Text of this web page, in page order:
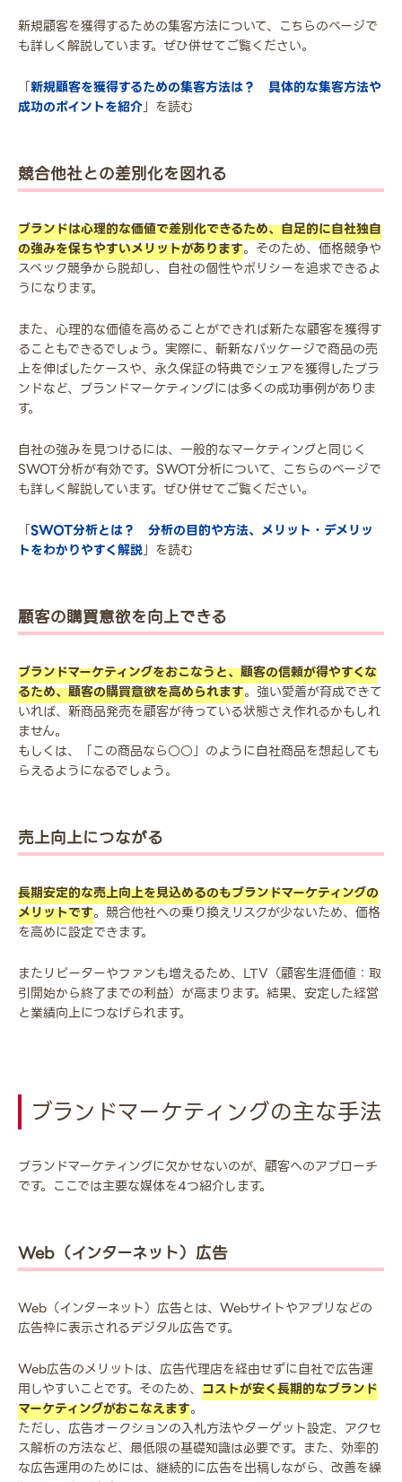
新規顧客を獲得するための集客方法について、こちらのページで
も詳しく解説しています。ぜひ併せてご覧ください。
「新規顧客を獲得するための集客方法は？ 具体的な集客方法や
成功のポイントを紹介」を読む
競合他社との差別化を図れる
ブランドは心理的な価値で差別化できるため、自足的に自社独自
の強みを保ちやすいメリットがあります。そのため、価格競争や
スペック競争から脱却し、自社の個性やポリシーを追求できるよ
うになります。
また、心理的な価値を高めることができれば新たな顧客を獲得す
ることもできるでしょう。実際に、斬新なパッケージで商品の売
上を伸ばしたケースや、永久保証の特典でシェアを獲得したブラ
ンドなど、ブランドマーケティングには多くの成功事例がありま
す。
自社の強みを見つけるには、一般的なマーケティングと同じく
SWOT分析が有効です。SWOT分析について、こちらのページで
も詳しく解説しています。ぜひ併せてご覧ください。
「SWOT分析とは？ 分析の目的や方法、メリット・デメリッ
トをわかりやすく解説」を読む
顧客の購買意欲を向上できる
ブランドマーケティングをおこなうと、顧客の信頼が得やすくな
るため、顧客の購買意欲を高められます。強い愛着が育成できて
いれば、新商品発売を顧客が待っている状態さえ作れるかもしれ
ません。
もしくは、「この商品なら○○」のように自社商品を想起しても
らえるようになるでしょう。
売上向上につながる
長期安定的な売上向上を見込めるのもブランドマーケティングの
メリットです。競合他社への乗り換えリスクが少ないため、価格
を高めに設定できます。
またリピーターやファンも増えるため、LTV（顧客生涯価値：取
引開始から終了までの利益）が高まります。結果、安定した経営
と業績向上につなげられます。
ブランドマーケティングの主な手法
ブランドマーケティングに欠かせないのが、顧客へのアプローチ
です。ここでは主要な媒体を4つ紹介します。
Web（インターネット）広告
Web（インターネット）広告とは、Webサイトやアプリなどの
広告枠に表示されるデジタル広告です。
Web広告のメリットは、広告代理店を経由せずに自社で広告運
用しやすいことです。そのため、 コストが安く長期的なブランド
マーケティングがおこなえます。
ただし、広告オークションの入札方法やターゲット設定、アクセ
ス解析の方法など、最低限の基礎知識は必要です。また、効率的
な広告運用のためには、継続的に広告を出稿しながら、改善を繰